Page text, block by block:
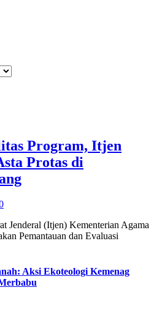
Program, Itjen
Protas di
Jenderal (Itjen) Kementerian Agama
Pemantauan dan Evaluasi
Aksi Ekoteologi Kemenag